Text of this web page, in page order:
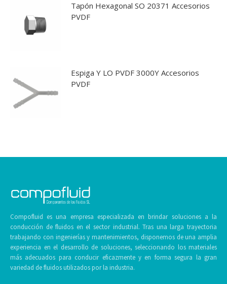
Tapón Hexagonal SO 20371 Accesorios
PVDF
Espiga Y LO PVDF 3000Y Accesorios
PVDF
Compofluid es una empresa especializada en brindar soluciones a la
conducción de fluidos en el sector industrial. Tras una larga trayectoria
trabajando con ingenierías y mantenimientos, disponemos de una amplia
experiencia en el desarrollo de soluciones, seleccionando los materiales
más adecuados para conducir eficazmente y en forma segura la gran
variedad de fluidos utilizados por la industria.